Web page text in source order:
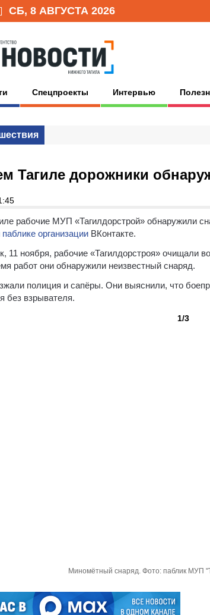
СБ, 8 АВГУСТА 2026
Спецпроекты Интервью
Тагиле дорожники
рабочие МУП «Тагилдорстрой» обнаружили
организации ВКонтакте.
11 ноября, рабочие «Тагилдорстроя» очищали
работ они обнаружили неизвестный снаряд.
полиция и сапёры. Они выяснили, что
без взрывателя.
1/3
Миномётный снаряд. Фото: паблик МУП